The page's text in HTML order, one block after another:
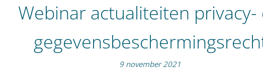
Webinar actualiteiten privacy-
9 november 2021